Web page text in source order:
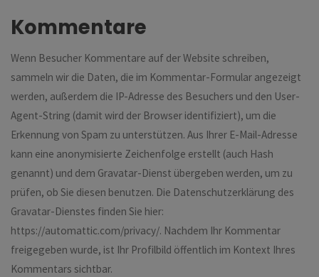
Kommentare
Wenn Besucher Kommentare auf der Website schreiben,
sammeln wir die Daten, die im Kommentar-Formular angezeigt
werden, außerdem die IP-Adresse des Besuchers und den User-
Agent-String (damit wird der Browser identifiziert), um die
Erkennung von Spam zu unterstützen. Aus Ihrer E-Mail-Adresse
kann eine anonymisierte Zeichenfolge erstellt (auch Hash
genannt) und dem Gravatar-Dienst übergeben werden, um zu
prüfen, ob Sie diesen benutzen. Die Datenschutzerklärung des
Gravatar-Dienstes finden Sie hier:
https://automattic.com/privacy/. Nachdem Ihr Kommentar
freigegeben wurde, ist Ihr Profilbild öffentlich im Kontext Ihres
Kommentars sichtbar.